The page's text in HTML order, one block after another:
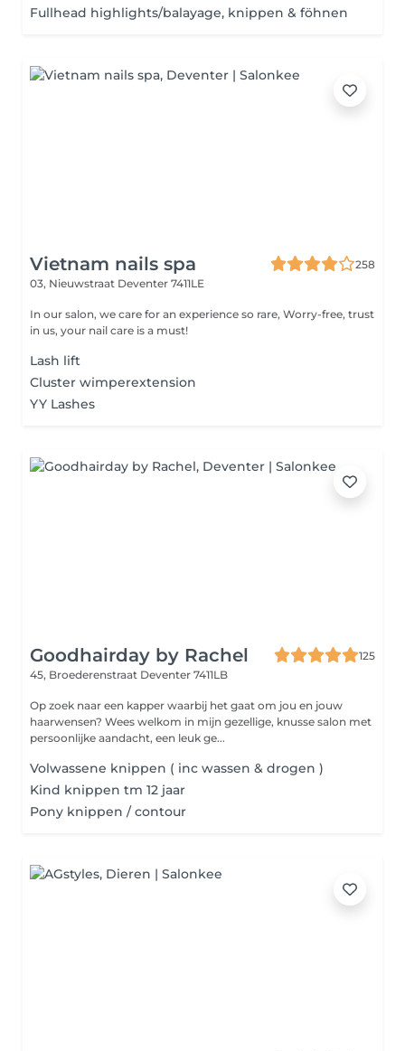
Fullhead highlights/balayage, knippen & föhnen
Vietnam nails spa
258
03, Nieuwstraat Deventer 7411LE
In our salon, we care for an experience so rare, Worry-free, trust
in us, your nail care is a must!
Lash lift
Cluster wimperextension
YY Lashes
Goodhairday by Rachel
125
45, Broederenstraat Deventer 7411LB
Op zoek naar een kapper waarbij het gaat om jou en jouw
haarwensen? Wees welkom in mijn gezellige, knusse salon met
persoonlijke aandacht, een leuk ge...
Volwassene knippen ( inc wassen & drogen )
Kind knippen tm 12 jaar
Pony knippen / contour